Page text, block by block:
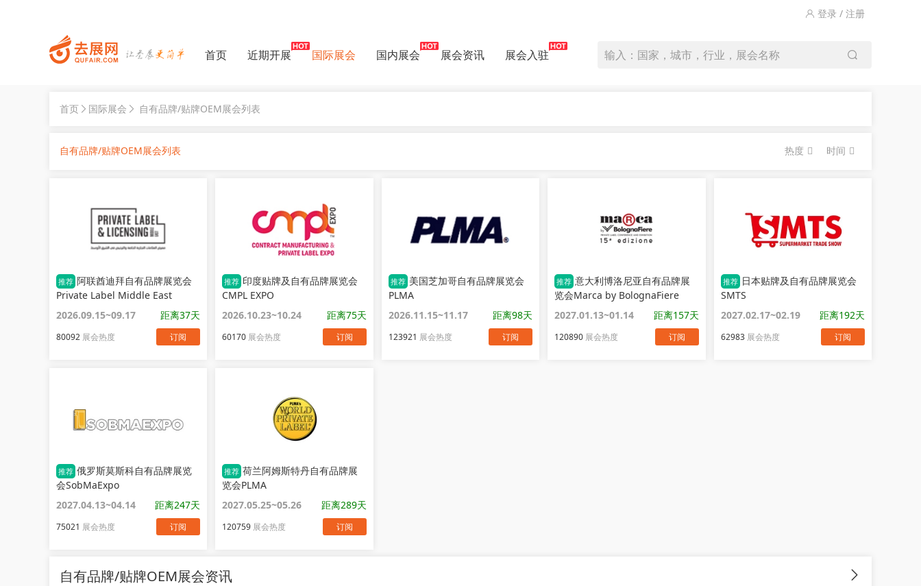
登录 / 注册
首页 近期开展 国际展会 国内展会 展会资讯 展会入驻 输入：国家，城市，行业，展会名称
首页 国际展会 自有品牌/贴牌OEM展会列表
自有品牌/贴牌OEM展会列表 热度 时间
推荐 阿联酋迪拜自有品牌展览会
Private Label Middle East
2026.09.15~09.17
距离37天
80092 展会热度 订阅
推荐 印度贴牌及自有品牌展览会
CMPL EXPO
2026.10.23~10.24
距离75天
60170 展会热度 订阅
推荐 美国芝加哥自有品牌展览会
PLMA
2026.11.15~11.17
距离98天
123921 展会热度 订阅
推荐 意大利博洛尼亚自有品牌展
览会Marca by BolognaFiere
Italy
2027.01.13~01.14 距离157天
120890 展会热度 订阅
推荐 日本贴牌及自有品牌展览会
SMTS
2027.02.17~02.19
距离192天
62983展会热度 订阅
推荐 俄罗斯莫斯科自有品牌展览
会SobMaExpo
2027.04.13~04.14
距离247天
75021 展会热度 订阅
推荐 荷兰阿姆斯特丹自有品牌展
览会PLMA
2027.05.25~05.26
距离289天
120759 展会热度 订阅
自有品牌/贴牌OEM展会资讯